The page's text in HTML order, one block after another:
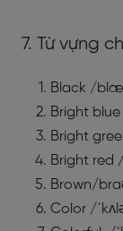
7. Từ vựng
Black /
Bright
Bright
Bright red
Brown/
Color /